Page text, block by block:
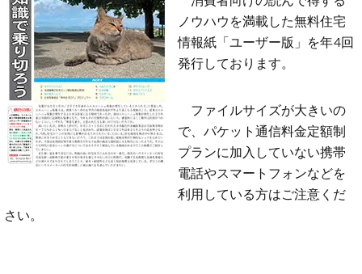
ノウハウを満載した無料住宅
情報紙「ユーザー版」を年4回
発行しております。
ファイルサイズが大きいの
で、パケット通信料金定額制
プランに加入していない携帯
電話やスマートフォンなどを
利用している方はご注意くだ
さい。